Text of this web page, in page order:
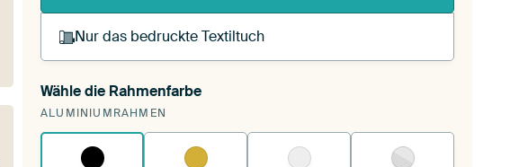
Nur das bedruckte Textiltuch
Du spannst einen wechselbaren Textiltuch in deinen
vorhandenen ArtFrame™.
Wähle die Rahmenfarbe
ALUMINIUMRAHMEN